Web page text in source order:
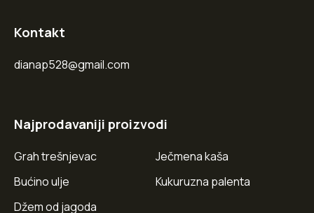
Kontakt
dianap528@gmail.com
Najprodavaniji proizvodi
Grah trešnjevac
Bućino ulje
Džem od jagoda
Ječmena kaša
Kukuruzna palenta